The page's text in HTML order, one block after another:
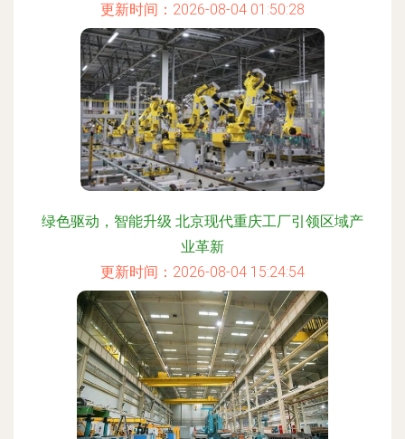
更新时间：2026-08-04 01:50:28
绿色驱动，智能升级 北京现代重庆工厂引领区域产
业革新
更新时间：2026-08-04 15:24:54